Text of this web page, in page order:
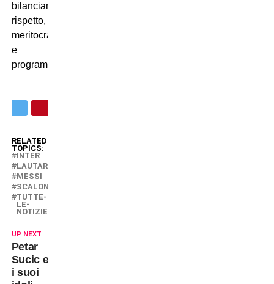
bilanciare
rispetto,
meritocrazia
e
programmazione.
RELATED
TOPICS:
INTER
LAUTARO
MESSI
SCALONI
TUTTE-
LE-
NOTIZIE
UP NEXT
Petar
Sucic e
i suoi